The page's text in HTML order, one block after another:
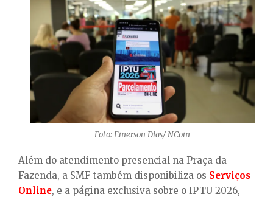
Foto: Emerson Dias/ NCom
Além do atendimento presencial na Praça da
Fazenda, a SMF também disponibiliza os Serviços
Online, e a página exclusiva sobre o IPTU 2026,